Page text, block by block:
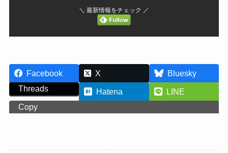
＼ 最新情報をチェック ／
Facebook X
Bluesky
Threads
Hatena
LINE
Copy